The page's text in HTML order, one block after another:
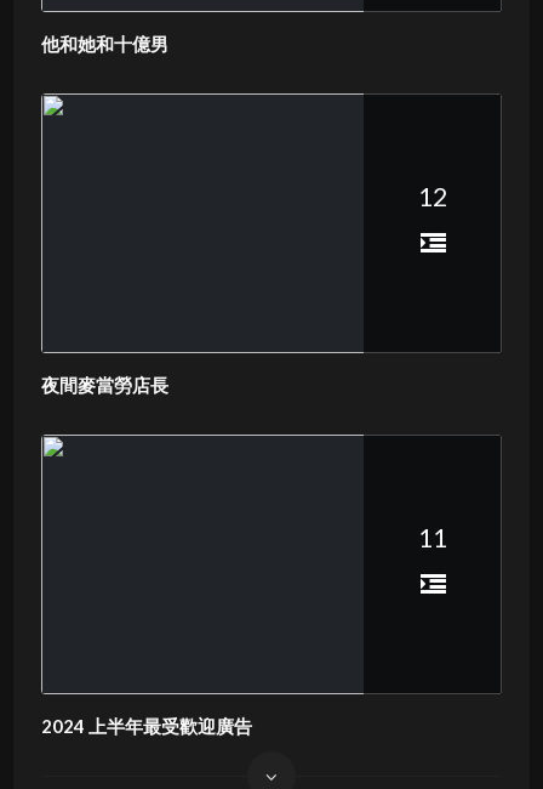
他和她和十億男
12
夜間麥當勞店長
11
2024 上半年最受歡迎廣告